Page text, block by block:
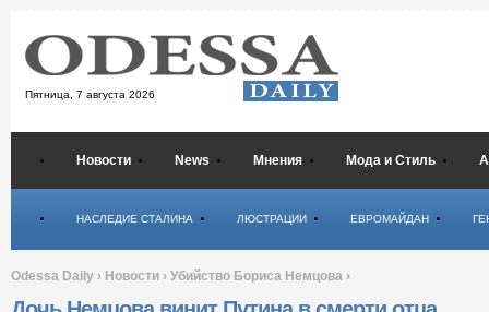
Пятница, 7 августа 2026
Новости News Мнения Мода и Стиль
НАСЛЕДИЕ СТАЛИНА ЛЮСТРАЦИИ ЕВРОМАЙДАН
Odessa Daily › Новости › Убийство Бориса Немцова ›